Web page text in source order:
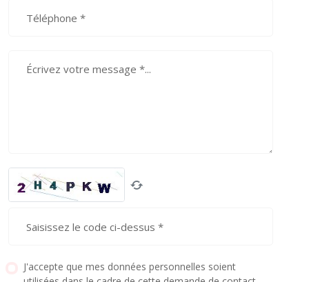
J'accepte que mes données personnelles soient